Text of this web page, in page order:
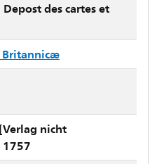
des cartes et
nicht